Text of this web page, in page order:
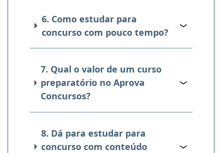
6. Como estudar para
concurso com pouco tempo?
7. Qual o valor de um curso
preparatório no Aprova
Concursos?
8. Dá para estudar para
concurso com conteúdo